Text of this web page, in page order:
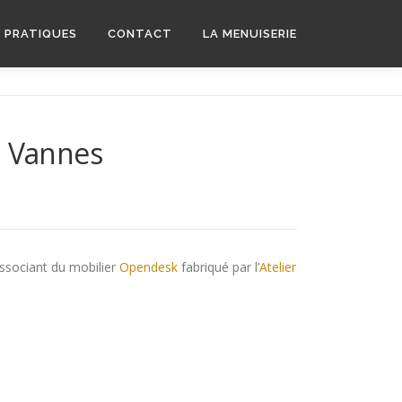
PRATIQUES CONTACT LA MENUISERIE
du mobilier Opendesk fabriqué par l’Atelier